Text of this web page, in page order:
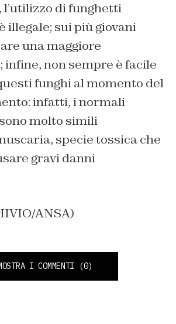
di funghetti
illegale; sui più giovani
una maggiore
non sempre è facile
funghi al momento del
infatti, i normali
molto simili
, specie tossica che
gravi danni
ANSA)
I COMMENTI (0)